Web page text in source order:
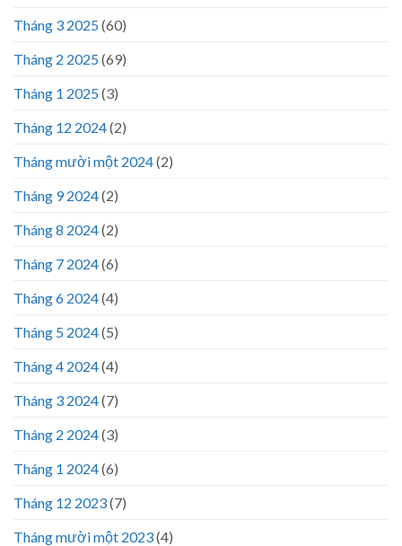
Tháng 3 2025(60)
Tháng 2 2025(69)
Tháng 1 2025(3)
Tháng 12 2024(2)
Tháng mười một 2024(2)
Tháng 9 2024(2)
Tháng 8 2024(2)
Tháng 7 2024(6)
Tháng 6 2024(4)
Tháng 5 2024(5)
Tháng 4 2024(4)
Tháng 3 2024(7)
Tháng 2 2024(3)
Tháng 1 2024(6)
Tháng 12 2023(7)
Tháng mười một 2023(4)